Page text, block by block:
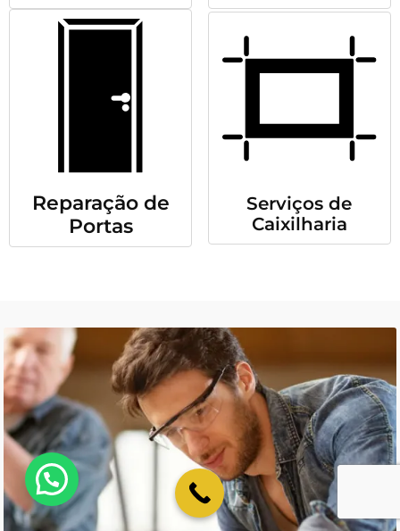
Reparação de
Portas
Serviços de
Caixilharia
💬 Como podemos ajudar?